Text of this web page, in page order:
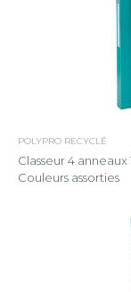
POLYPRO RECYCLÉ
Classeur 4
Couleurs assorties